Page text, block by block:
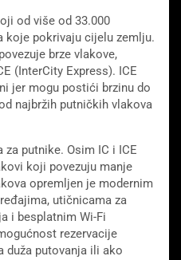
od više od 33.000
koje pokrivaju cijelu zemlju.
brze vlakove,
(InterCity Express). ICE
jer mogu postići brzinu do
najbržih putničkih vlakova
za putnike. Osim IC i ICE
koji povezuju manje
opremljen je modernim
utičnicama za
i besplatnim Wi-Fi
rezervacije
duža putovanja ili ako